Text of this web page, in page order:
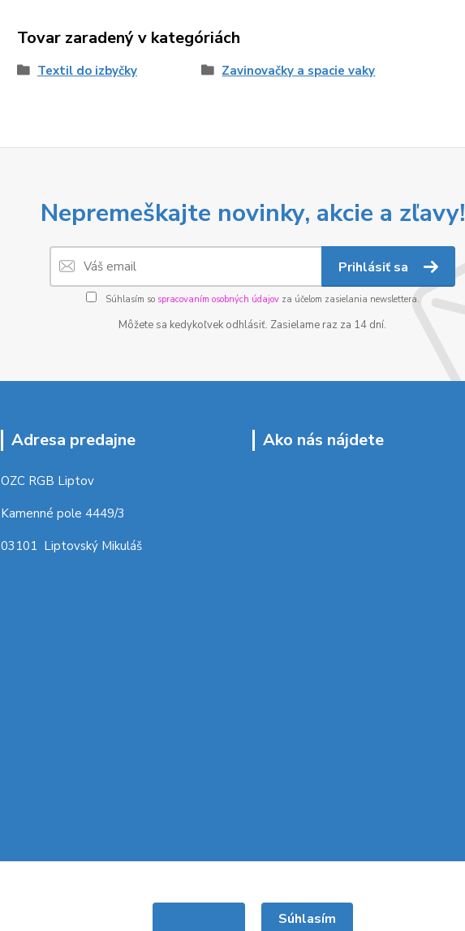
Tovar zaradený v kategóriách
Textil do izbyčky Zavinovačky a spacie vaky
Nepremeškajte novinky, akcie a zľavy!
Prihlásiť sa
Súhlasím so spracovaním osobných údajovza účelom zasielania newslettera.
Môžete sa kedykoľvek odhlásiť. Zasielame raz za 14 dní.
Adresa predajne
OZC RGB Liptov
Kamenné pole 4449/3
03101 Liptovský Mikuláš
Ako nás nájdete
Súhlasím